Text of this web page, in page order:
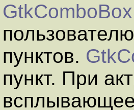
GtkComboBox
пунктов.
пункт. При